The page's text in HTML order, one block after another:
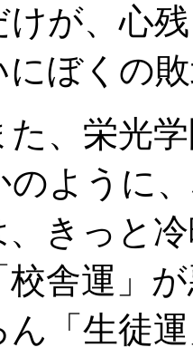
が、心
にぼくの
、栄光
のように
、きっと
校舎運」
ん「生徒